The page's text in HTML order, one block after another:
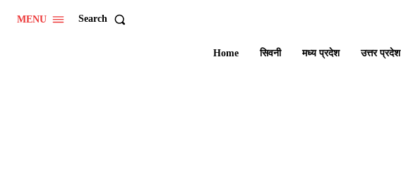
MENU Search
Home सिवनी मध्य प्रदेश उत्तर प्रदेश